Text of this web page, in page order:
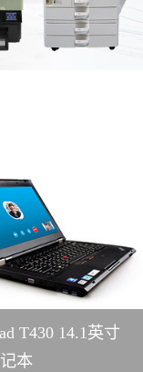
T430 14.1英寸
本